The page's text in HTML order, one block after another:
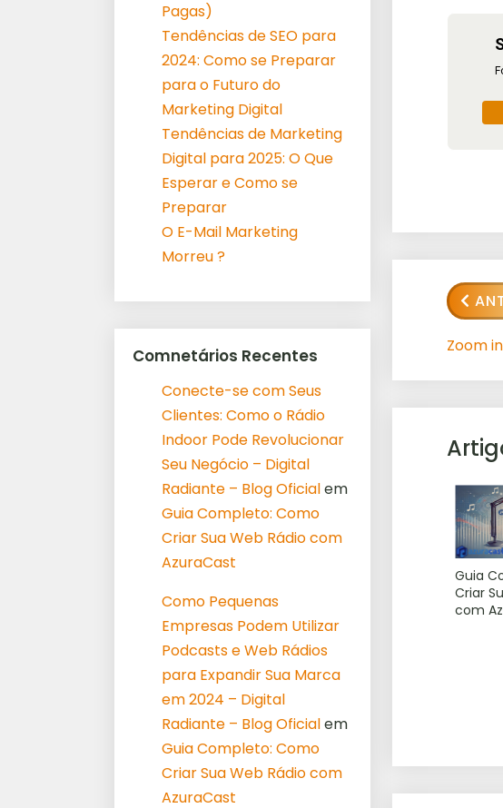
Zoom
Guia
Criar
com
Pagas)
Tendências de SEO para
2024: Como se Preparar
para o Futuro do
Marketing Digital
Tendências de Marketing
Digital para 2025: O Que
Esperar e Como se
Preparar
O E-Mail Marketing
Morreu ?
Comnetários Recentes
Conecte-se com Seus
Clientes: Como o Rádio
Indoor Pode Revolucionar
Seu Negócio – Digital
Radiante – Blog Oficialem
Guia Completo: Como
Criar Sua Web Rádio com
AzuraCast
Como Pequenas
Empresas Podem Utilizar
Podcasts e Web Rádios
para Expandir Sua Marca
em 2024 – Digital
Radiante – Blog Oficialem
Guia Completo: Como
Criar Sua Web Rádio com
AzuraCast